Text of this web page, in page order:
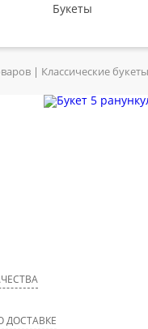
Букеты
Классические букеты
ДОСТАВКЕ